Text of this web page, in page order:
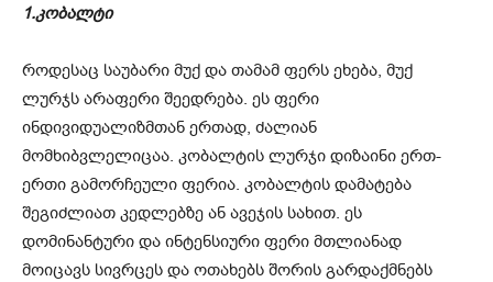
1.კობალტი
როდესაც საუბარი მუქ და თამამ ფერს ეხება, მუქ
ლურჯს არაფერი შეედრება. ეს ფერი
ინდივიდუალიზმთან ერთად, ძალიან
მომხიბვლელიცაა. კობალტის ლურჯი დიზაინი ერთ-
ერთი გამორჩეული ფერია. კობალტის დამატება
შეგიძლიათ კედლებზე ან ავეჯის სახით. ეს
დომინანტური და ინტენსიური ფერი მთლიანად
მოიცავს სივრცეს და ოთახებს შორის გარდაქმნებს